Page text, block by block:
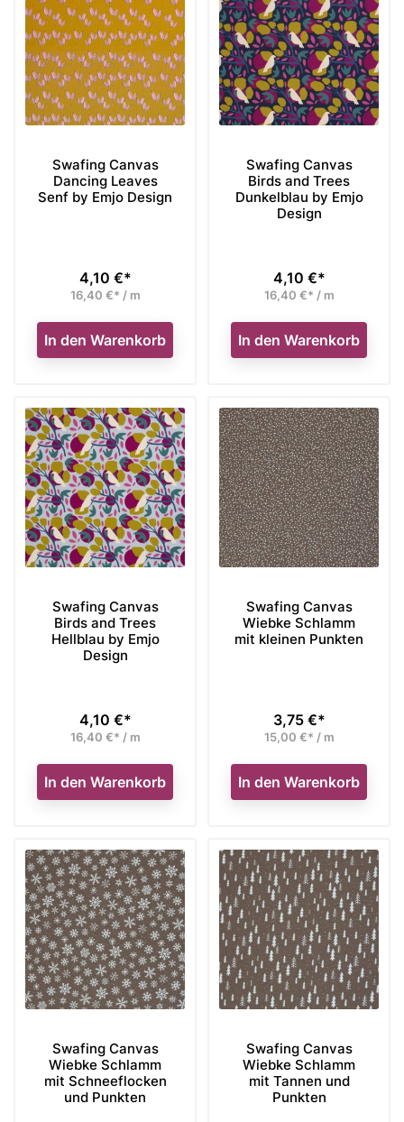
Swafing Canvas
Dancing Leaves
Senf by Emjo Design
Preis
4,10 €*
16,40 €* / m
In den Warenkorb
Swafing Canvas
Birds and Trees
Dunkelblau by Emjo
Design
Preis
4,10 €*
16,40 €* / m
In den Warenkorb
Swafing Canvas
Birds and Trees
Hellblau by Emjo
Design
Preis
4,10 €*
16,40 €* / m
In den Warenkorb
Swafing Canvas
Wiebke Schlamm
mit kleinen Punkten
Preis
3,75 €*
15,00 €* / m
In den Warenkorb
Swafing Canvas
Wiebke Schlamm
mit Schneeflocken
und Punkten
Swafing Canvas
Wiebke Schlamm
mit Tannen und
Punkten